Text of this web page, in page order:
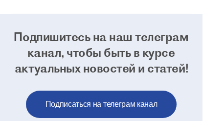
Подпишитесь на наш телеграм
канал, чтобы быть в курсе
актуальных новостей и статей!
Подписаться на телеграм канал